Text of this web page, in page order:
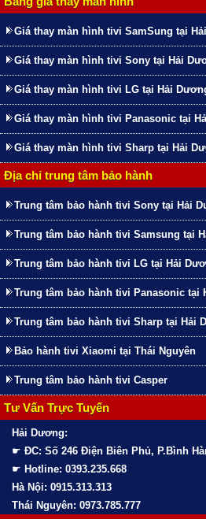
Giá thay màn hình tivi SamSung tại
Giá thay màn hình tivi Sony tại Hải
Giá thay màn hình tivi LG tại Hải
Giá thay màn hình tivi Panasonic tại
Giá thay màn hình tivi Sharp tại Hải
Địa chỉ trung tâm bảo hành
Trung tâm bảo hành tivi Sony tại Hải
Trung tâm bảo hành tivi Samsung tại
Trung tâm bảo hành tivi LG tại Hải
Trung tâm bảo hành tivi Panasonic tại
Trung tâm bảo hành tivi Sharp tại Hải
Bảo hành tivi Xiaomi tại Thái Nguyên
Trung tâm bảo hành tivi Casper
Tư Vấn Trực Tuyến
Hải Dương:
☛ ĐC: Số 246 Điện Biên Phủ, P.Bình
☛ Hotline: 0393.235.668
Hà Nội: 0915.313.313
Thái Nguyên: 0973.785.777